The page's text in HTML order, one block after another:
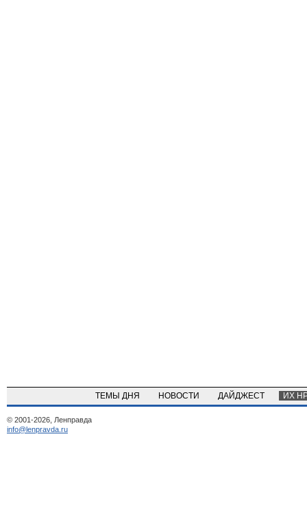
ТЕМЫ ДНЯ НОВОСТИ ДАЙДЖЕСТ ИХ
© 2001-2026, Ленправда
info@lenpravda.ru